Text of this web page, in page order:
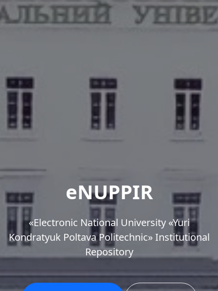
eNUPPIR
«Еlectronic National University «Yuri
Kondratyuk Poltava Politechnic» Institutional
Repository